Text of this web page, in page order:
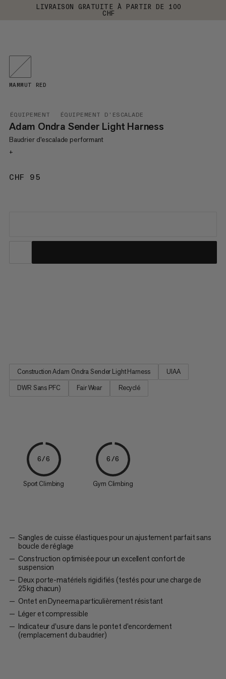
LIVRAISON GRATUITE À PARTIR DE 100
CHF
ÉQUIPEMENT ÉQUIPEMENT D'ESCALADE
Adam Ondra Sender Light Harness
Baudrier d'escalade performant
+
CHF 95
MAMMUT RED
Construction Adam Ondra Sender Light Harness
UIAA
DWR Sans PFC
Fair Wear Recyclé
6/6
Sport Climbing
6/6
Gym Climbing
Sangles de cuisse élastiques pour un ajustement parfait sans
boucle de réglage
Construction optimisée pour un excellent confort de
suspension
Deux porte-matériels rigidifiés (testés pour une charge de
25 kg chacun)
Ontet en Dyneema particulièrement résistant
Léger et compressible
Indicateur d'usure dans le pontet d’encordement
(remplacement du baudrier)